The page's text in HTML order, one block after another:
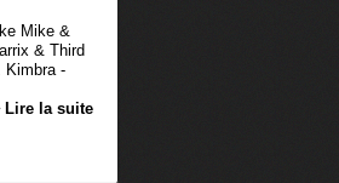
Mike &
& Third
Kimbra -
Lire la suite